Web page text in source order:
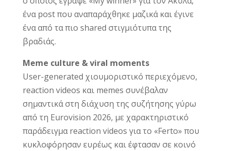
ένα post που αναπαράχθηκε μαζικά και έγινε
ένα από τα πιο shared στιγμιότυπα της
βραδιάς.
Meme culture & viral moments
User-generated χιουμοριστικό περιεχόμενο,
reaction videos και memes συνέβαλαν
σημαντικά στη διάχυση της συζήτησης γύρω
από τη Eurovision 2026, με χαρακτηριστικό
παράδειγμα reaction videos για το «Ferto» που
κυκλοφόρησαν ευρέως και έφτασαν σε κοινό